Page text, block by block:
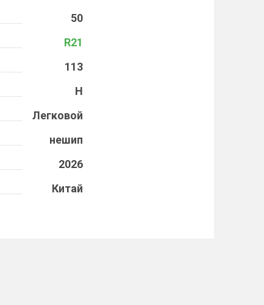
50
R21
113
H
Легковой
нешип
2026
Китай